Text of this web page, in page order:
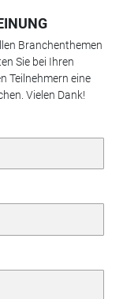
Branchenthemen
Sie bei Ihren
Teilnehmern eine
Vielen Dank!